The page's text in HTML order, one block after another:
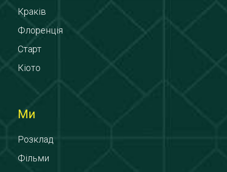
Краків
Флоренція
Старт
Кіото
Ми
Розклад
Фільми